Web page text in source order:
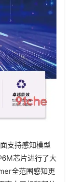
支持感知模型
芯片进行了大
全范围感知更